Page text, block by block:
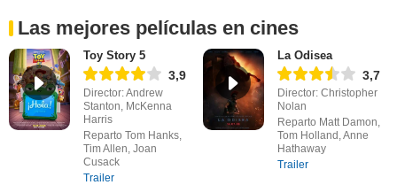
Las mejores películas en cines
Toy Story 5
3,9
Director: Andrew
Stanton, McKenna
Harris
Reparto Tom Hanks,
Tim Allen, Joan
Cusack
Trailer
La Odisea
3,7
Director: Christopher
Nolan
Reparto Matt Damon,
Tom Holland, Anne
Hathaway
Trailer